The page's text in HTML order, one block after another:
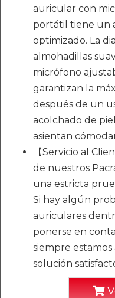
auricular con
portátil tiene un
optimizado. La
almohadillas
micrófono
garantizan la
después de un
acolchado de
asientan
【Servicio al
de nuestros
una estricta
Si hay algún
auriculares
ponerse en
siempre
solución